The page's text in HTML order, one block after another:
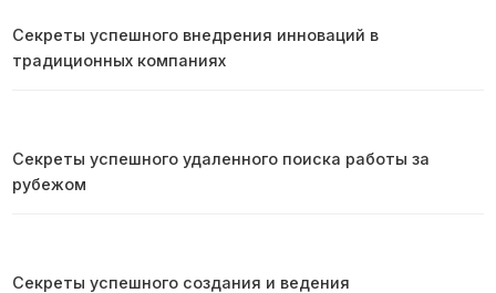
Секреты успешного внедрения инноваций в
традиционных компаниях
Секреты успешного удаленного поиска работы за
рубежом
Секреты успешного создания и ведения